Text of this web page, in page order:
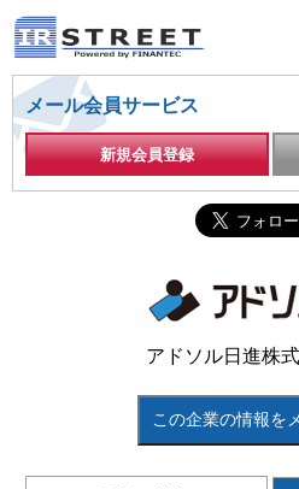
メール会員サービス
新規会員登録
アドソル日進株
この企業の情報を